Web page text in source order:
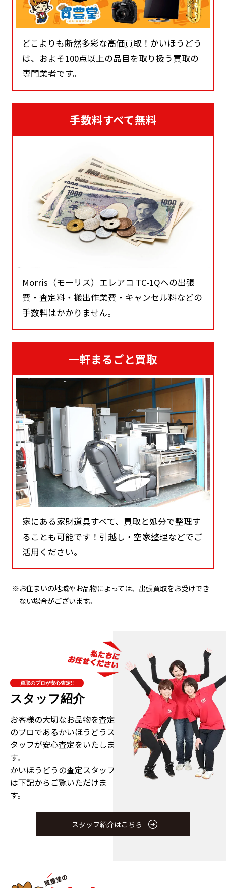
どこよりも断然多彩な高価買取！かいほうどう
は、およそ100点以上の品目を取り扱う買取の
専門業者です。
手数料すべて無料
Morris（モーリス）エレアコ TC-1Qへの出張
費・査定料・搬出作業費・キャンセル料などの
手数料はかかりません。
一軒まるごと買取
家にある家財道具すべて、買取と処分で整理す
ることも可能です！引越し・空家整理などでご
活用ください。
※お住まいの地域やお品物によっては、出張買取をお受けでき
ない場合がございます。
買取のプロが安心査定!!
スタッフ紹介
お客様の大切なお品物を査定
のプロであるかいほうどうス
タッフが安心査定をいたしま
す。
かいほうどうの査定スタッフ
は下記からご覧いただけま
す。
スタッフ紹介はこちら